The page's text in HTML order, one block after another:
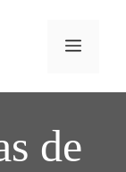
Menú
de